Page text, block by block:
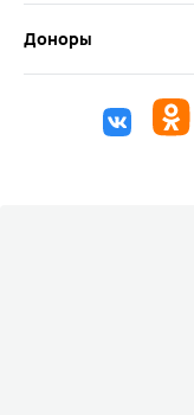
Доноры